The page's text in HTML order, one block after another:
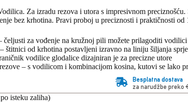
Za izradu rezova i utora s impresivnom
bez krhotina. Pravi proboj u preciznosti i praktičnosti
čeljusti za vođenje na kružnoj pili možete prilagoditi vodilici
štitnici od krhotina postavljeni izravno na liniju šiljanja
vodilice glodalice dizajniran je za precizne utore
– s vodilicom i kombinacijom kosina, kutovi se lako
Besplatna dostava
za narudžbe preko
isteku zaliha)